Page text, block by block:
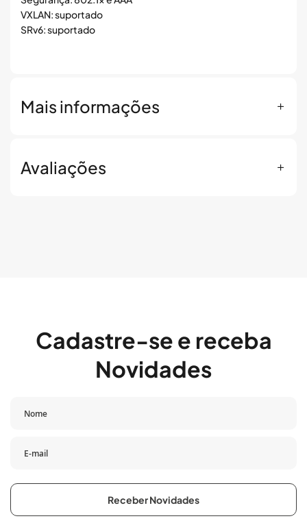
VXLAN: suportado
SRv6: suportado
Mais informações
Avaliações
Cadastre-se e receba
Novidades
Receber Novidades